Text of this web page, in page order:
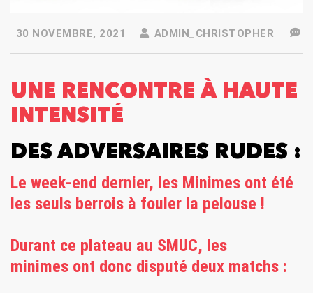
30 NOVEMBRE, 2021 ADMIN_CHRISTOPHER
UNE RENCONTRE À HAUTE
INTENSITÉ
DES ADVERSAIRES RUDES :
Le week-end dernier, les Minimes ont été
les seuls berrois à fouler la pelouse !
Durant ce plateau au SMUC, les
minimes ont donc disputé deux matchs :